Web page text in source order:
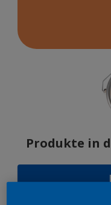
Produkte in